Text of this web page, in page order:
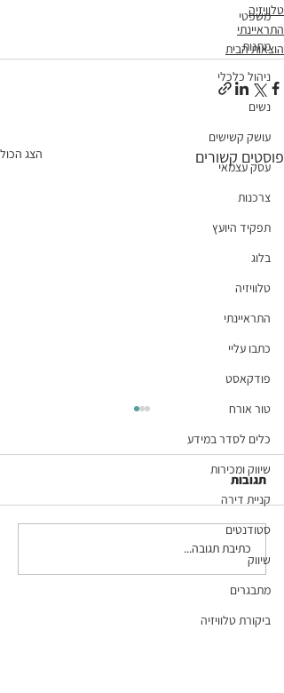
משפטי
מתנות
ניהול כלכלי
נשים
עושק קשישים
עסק עצמאי
צרכנות
תפקיד היועץ
בלוג
טלוויזיה
התראיינתי
כתבו עליי
פודקאסט
טור אורח
כלים לסדר במידע
שיווק ומכירות
קניית דירה
סטודנטים
שיווק
מתבגרים
ביקורת טלוויזיה
טלוויזיה
התראיינתי
הוצאות הבית
פוסטים קשורים הצג הכול
חופש בא לעבודה (כתבה
בישראל היום)
תגובות
כתיבת תגובה...